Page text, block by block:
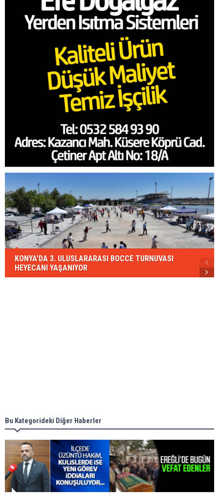
KONYA’DA 3. ULUSLARARASI BOCCE TURNUVASI
HEYECANI YAŞANIYOR
Bu Kategorideki Diğer Haberler